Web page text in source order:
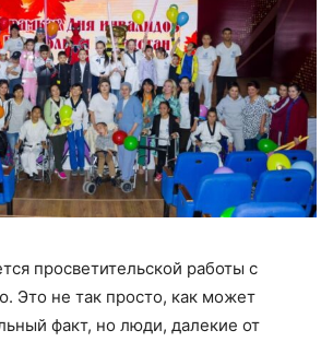
просветительской работы с
Это не так просто, как может
факт, но люди, далекие от